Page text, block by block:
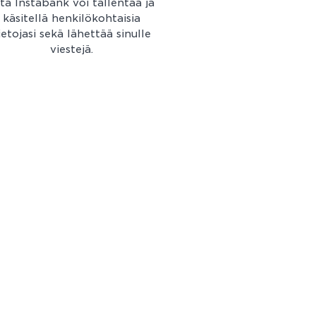
Instabank voi tallentaa ja
käsitellä henkilökohtaisia
sekä lähettää sinulle
viestejä.